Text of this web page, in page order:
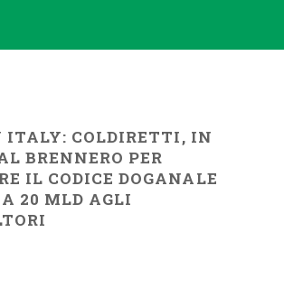
ITALY: COLDIRETTI, IN
BRENNERO PER
IL CODICE DOGANALE
20 MLD AGLI